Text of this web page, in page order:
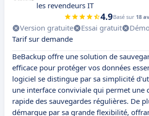
les revendeurs IT
4.9Basé sur 18
Version gratuite Essai gratuit
Tarif sur demande
BeBackup offre une solution de
efficace pour protéger vos données
logiciel se distingue par sa simplicité
une interface conviviale qui permet une
rapide des sauvegardes régulières. De
démarque par sa grande flexibilité,